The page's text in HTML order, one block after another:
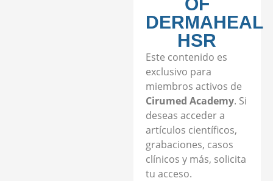
DERMAHEAL
HSR
Este contenido es
exclusivo para
miembros activos de
Cirumed Academy. Si
deseas acceder a
artículos científicos,
grabaciones, casos
clínicos y más, solicita
tu acceso.